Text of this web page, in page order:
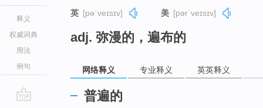
释义
权威词典
用法
例句
英 [pəˈveɪsɪv] 美 [pərˈveɪsɪv]
adj. 弥漫的，遍布的
网络释义 专业释义 英英释义
普遍的